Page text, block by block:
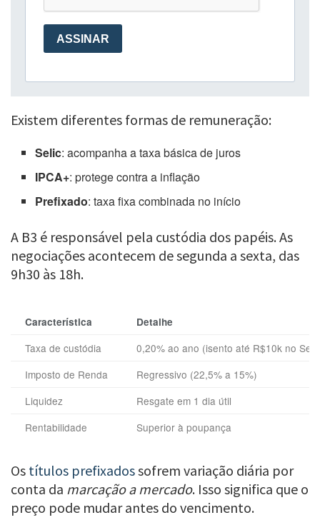
Existem diferentes formas de remuneração:
Selic: acompanha a taxa básica de juros
IPCA+: protege contra a inflação
Prefixado: taxa fixa combinada no início
A B3 é responsável pela custódia dos papéis. As
negociações acontecem de segunda a sexta, das
9h30 às 18h.
Característica Detalhe
Taxa de custódia
0,20% ao ano (isento até R$10k no
Imposto de Renda
Regressivo (22,5% a 15%)
Liquidez
Resgate em 1 dia útil
Rentabilidade
Superior à poupança
Os títulos prefixadossofrem variação diária por
conta da marcação a mercado. Isso significa que o
preço pode mudar antes do vencimento.